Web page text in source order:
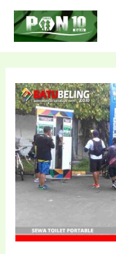
konten
navigation